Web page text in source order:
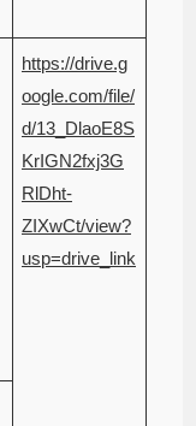
https://drive.g
oogle.com/file/
d/13_DlaoE8S
KrIGN2fxj3G
RlDht-
ZIXwCt/view?
usp=drive_link